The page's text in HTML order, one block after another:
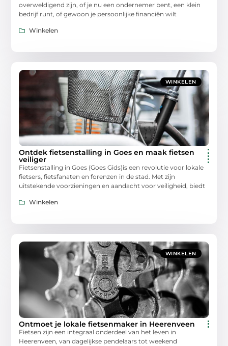
overweldigend zijn, of je nu een ondernemer bent, een klein
bedrijf runt, of gewoon je persoonlijke financiën wilt
Winkelen
WINKELEN
Ontdek fietsenstalling in Goes en maak fietsen
veiliger
Fietsenstalling in Goes (Goes Gids)is een revolutie voor lokale
fietsers, fietsfanaten en forenzen in de stad. Met zijn
uitstekende voorzieningen en aandacht voor veiligheid, biedt
Winkelen
WINKELEN
Ontmoet je lokale fietsenmaker in Heerenveen
Fietsen zijn een integraal onderdeel van het leven in
Heerenveen, van dagelijkse pendelaars tot weekend